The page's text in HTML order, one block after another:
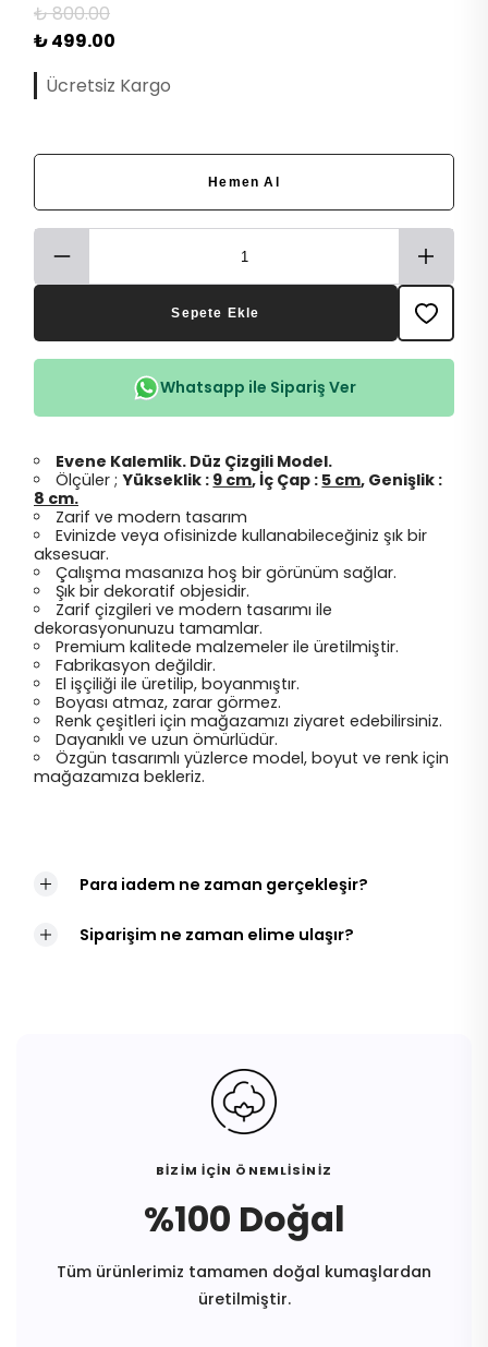
₺ 800.00
₺ 499.00
Ücretsiz Kargo
Hemen Al
Sepete Ekle
Whatsapp ile Sipariş Ver
Evene Kalemlik. Düz Çizgili Model.
Ölçüler ;Yükseklik : 9 cm, İç Çap : 5 cm, Genişlik :
8 cm.
Zarif ve modern tasarım
Evinizde veya ofisinizde kullanabileceğiniz şık bir
aksesuar.
Çalışma masanıza hoş bir görünüm sağlar.
Şık bir dekoratif objesidir.
Zarif çizgileri ve modern tasarımı ile
dekorasyonunuzu tamamlar.
Premium kalitede malzemeler ile üretilmiştir.
Fabrikasyon değildir.
El işçiliği ile üretilip, boyanmıştır.
Boyası atmaz, zarar görmez.
Renk çeşitleri için mağazamızı ziyaret edebilirsiniz.
Dayanıklı ve uzun ömürlüdür.
Özgün tasarımlı yüzlerce model, boyut ve renk için
mağazamıza bekleriz.
Para iadem ne zaman gerçekleşir?
Siparişim ne zaman elime ulaşır?
BİZİM İÇİN ÖNEMLİSİNİZ
%100 Doğal
Tüm ürünlerimiz tamamen doğal kumaşlardan
üretilmiştir.